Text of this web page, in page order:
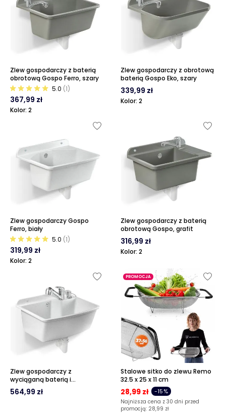
Zlew gospodarczy z baterią
obrotową Gospo Ferro, szary
5.0 (1)
367,99 zł
Kolor: 2
Zlew gospodarczy z obrotową
baterią Gospo Eko, szary
339,99 zł
Kolor: 2
Zlew gospodarczy Gospo
Ferro, biały
5.0 (1)
319,99 zł
Kolor: 2
Zlew gospodarczy z baterią
obrotową Gospo, grafit
316,99 zł
Kolor: 2
Zlew gospodarczy z
wyciąganą baterią i
dozownikiem Gospo Maximus,
biały
564,99 zł
PROMOCJA
Stalowe sitko do zlewu Remo
32.5 x 25 x 11 cm
28,99 zł -15%
Najniższa cena z 30 dni przed
promocją: 28,99 zł